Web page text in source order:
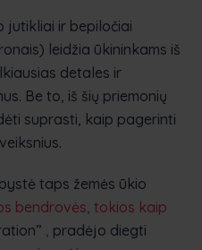
jutikliai ir bepiločiai
leidžia ūkininkams iš
detales ir
Be to, iš šių priemonių
suprasti, kaip pagerinti
taps žemės ūkio
bendrovės, tokios kaip
pradėjo diegti